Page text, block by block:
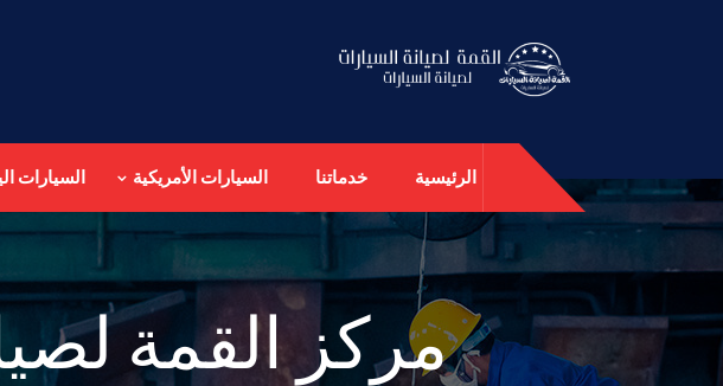
الرئيسية خدماتنا السيارات الأمريكية السيارات
مركز القمة